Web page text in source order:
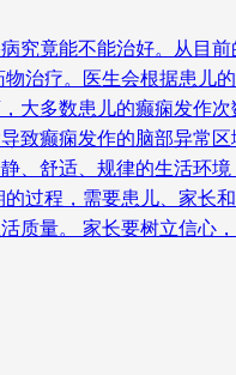
究竟能不能治好。从目
治疗。医生会根据患
大多数患儿的癫痫发作
致癫痫发作的脑部异常
、舒适、规律的生活环
过程，需要患儿、家
质量。 家长要树立信